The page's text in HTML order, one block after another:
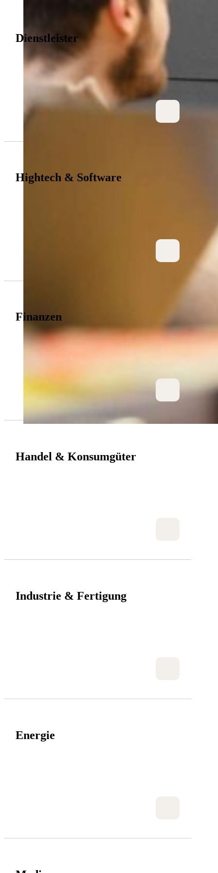
Dienstleister
Hightech & Software
Finanzen
Handel & Konsumgüter
Industrie & Fertigung
Energie